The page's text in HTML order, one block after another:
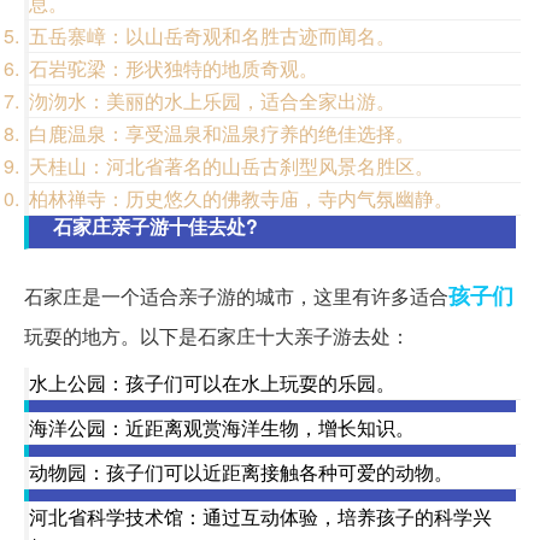
五岳寨嶂：以山岳奇观和名胜古迹而闻名。
石岩驼梁：形状独特的地质奇观。
沕沕水：美丽的水上乐园，适合全家出游。
白鹿温泉：享受温泉和温泉疗养的绝佳选择。
天桂山：河北省著名的山岳古刹型风景名胜区。
柏林禅寺：历史悠久的佛教寺庙，寺内气氛幽静。
石家庄亲子游十佳去处?
石家庄是一个适合亲子游的城市，这里有许多适合孩子们
玩耍的地方。以下是石家庄十大亲子游去处：
水上公园：孩子们可以在水上玩耍的乐园。
海洋公园：近距离观赏海洋生物，增长知识。
动物园：孩子们可以近距离接触各种可爱的动物。
河北省科学技术馆：通过互动体验，培养孩子的科学兴